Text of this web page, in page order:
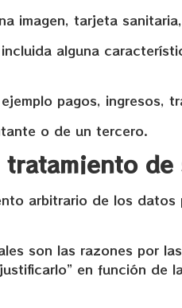
imagen, tarjeta
alguna
pagos, ingresos,
o de un tercero.
de
arbitrario de los
son las razones por
en función de